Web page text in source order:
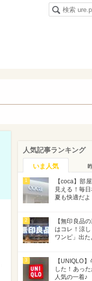
人気記事ランキング
いま人気
1
【coca】部
見える！毎
夏も快適だよ
2
【無印良品
はコレ！涼
ワンピ」出た
3
【UNIQLO
した！あっ
人気の一着♪